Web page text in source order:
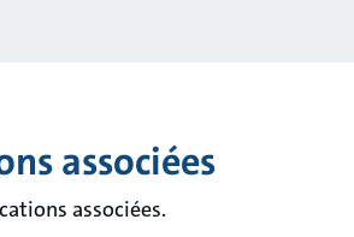
associées
associées.